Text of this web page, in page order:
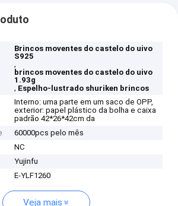
Brincos moventes do castelo do uivo
S925
,
brincos moventes do castelo do uivo
1.93g
, Espelho-lustrado shuriken brincos
Interno: uma parte em um saco de OPP,
exterior: papel plástico da bolha e caixa
padrão 42*26*42cm da
60000pcs pelo mês
NC
Yujinfu
E-YLF1260
Veja mais